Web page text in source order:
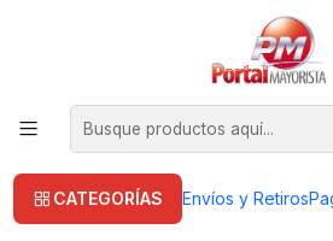
CATEGORÍAS Envíos y Retiros